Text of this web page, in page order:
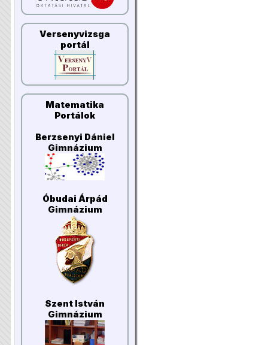
Versenyvizsga
portál
Matematika
Portálok
Berzsenyi Dániel
Gimnázium
Óbudai Árpád
Gimnázium
Szent István
Gimnázium